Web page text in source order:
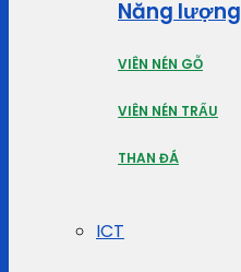
Năng lượng
VIÊN NÉN GỖ
VIÊN NÉN TRẤU
THAN ĐÁ
ICT